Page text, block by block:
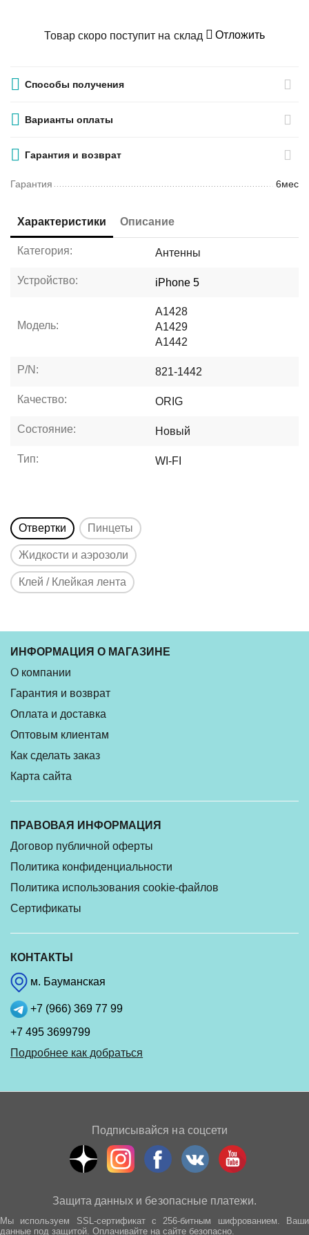
Товар скоро поступит на склад Отложить
Способы получения
Варианты оплаты
Гарантия и возврат
Гарантия 6мес
Характеристики Описание
Категория: Антенны
Устройство: iPhone 5
Модель:
A1428
A1429
A1442
P/N: 821-1442
Качество: ORIG
Состояние: Новый
Тип: WI-FI
Отвертки Пинцеты
Жидкости и аэрозоли
Клей / Клейкая лента
ИНФОРМАЦИЯ О МАГАЗИНЕ
О компании
Гарантия и возврат
Оплата и доставка
Оптовым клиентам
Как сделать заказ
Карта сайта
ПРАВОВАЯ ИНФОРМАЦИЯ
Договор публичной оферты
Политика конфиденциальности
Политика использования cookie-файлов
Сертификаты
КОНТАКТЫ
м. Бауманская
+7 (966) 369 77 99
+7 495 3699799
Подробнее как добраться
Подписывайся на соцсети
Защита данных и безопасные платежи.
Мы используем SSL-сертификат с 256-битным шифрованием. Ваши
данные под защитой. Оплачивайте на сайте безопасно.